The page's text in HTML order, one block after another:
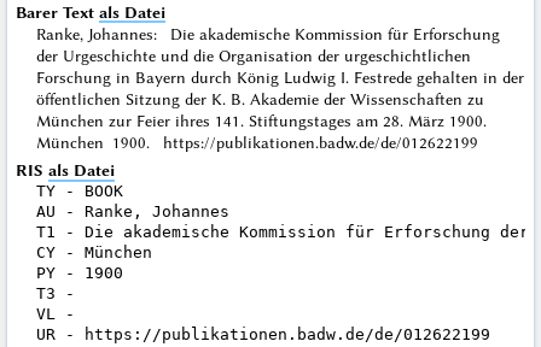
Barer Text als Datei
Ranke, Johannes: Die akademische Kommission für Erforschung
der Urgeschichte und die Organisation der urgeschichtlichen
Forschung in Bayern durch König Ludwig I. Festrede gehalten in der
öffentlichen Sitzung der K. B. Akademie der Wissenschaften zu
München zur Feier ihres 141. Stiftungstages am 28. März 1900.
München 1900. https://publikationen.badw.de/de/012622199
RIS als Datei
TY - BOOK
AU - Ranke, Johannes
T1 - Die akademische Kommission für Erforschung
CY - München
PY - 1900
T3 -
VL -
UR - https://publikationen.badw.de/de/012622199